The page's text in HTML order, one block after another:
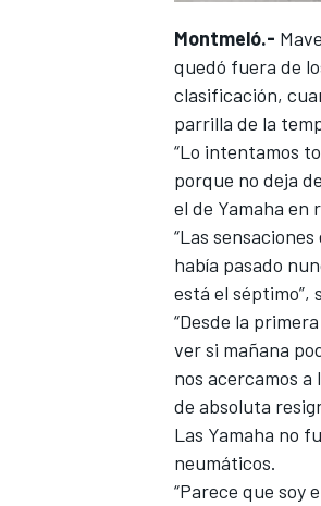
Montmeló.-
quedó fuera de
clasificación,
parrilla de la
“Lo intentamos
porque no deja
el de Yamaha en
“Las
había pasado
está el séptimo”,
“Desde la
ver si mañana
nos acercamos a
de absoluta
Las Yamaha no
neumáticos.
“Parece que soy